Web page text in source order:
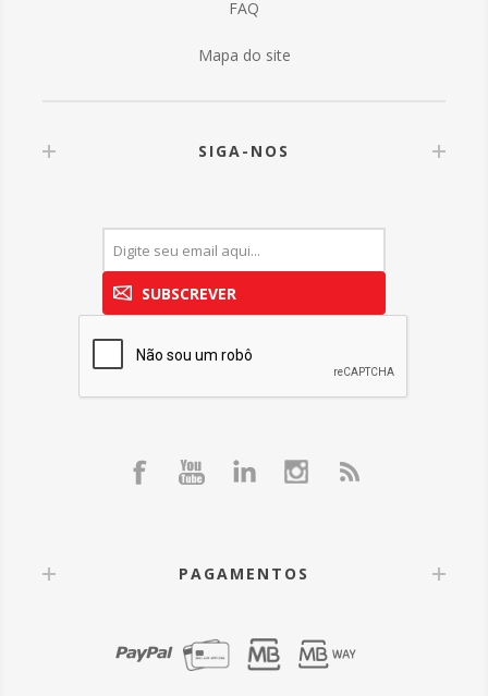
FAQ
Mapa do site
SIGA-NOS
SUBSCREVER
PAGAMENTOS